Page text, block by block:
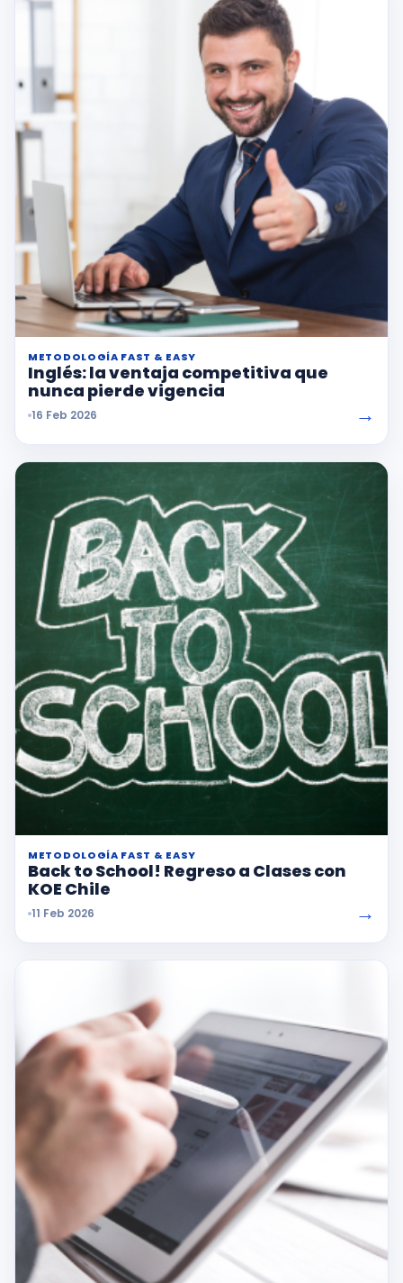
METODOLOGÍA FAST & EASY
Inglés: la ventaja competitiva que
nunca pierde vigencia
16 Feb 2026 →
METODOLOGÍA FAST & EASY
Back to School! Regreso a Clases con
KOE Chile
11 Feb 2026 →